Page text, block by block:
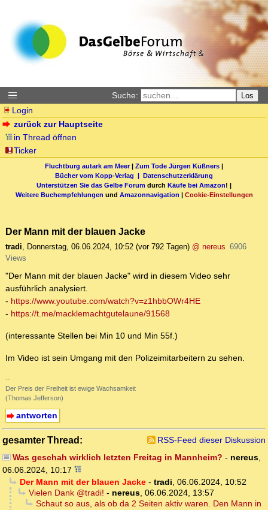
Suche: Los
Login
zurück zur Hauptseite
in Thread öffnen
Ticker
Fluchtburg autark am Meer| Zum Tode Jürgen Küßners |
Bücher vom Kopp-Verlag | Datenschutzerklärung
Unterstützen Sie das Gelbe Forum durch Käufe bei Amazon! |
Weitere Buchempfehlungen und Amazonnavigation | Cookie-Einstellungen
Der Mann mit der blauen Jacke
tradi, Donnerstag, 06.06.2024, 10:52 (vor 792 Tagen) @ nereus 6906
Views
"Der Mann mit der blauen Jacke" wird in diesem Video sehr
ausführlich analysiert.
- https://www.youtube.com/watch?v=z1hbbOWr4HE
- https://t.me/macklemachtgutelaune/91568
(interessante Stellen bei Min 10 und Min 55f.)
Im Video ist sein Umgang mit den Polizeimitarbeitern zu sehen.
--
Der Preis der Freiheit ist ewige Wachsamkeit
(Thomas Jefferson)
antworten
gesamter Thread:
RSS-Feed dieser Diskussion
Was geschah wirklich letzten Freitag in Mannheim? - nereus,
06.06.2024, 10:17
Der Mann mit der blauen Jacke- tradi, 06.06.2024, 10:52
Vielen Dank @tradi! - nereus, 06.06.2024, 13:57
Schaut so aus, als ob da 2 Seiten aktiv waren. Den Mann in